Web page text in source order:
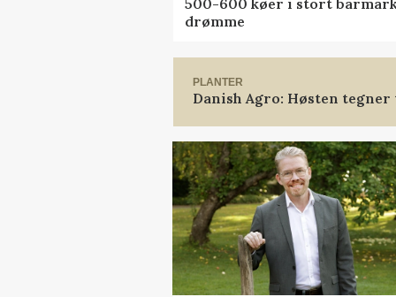
drømme
PLANTER
Danish Agro: Høsten